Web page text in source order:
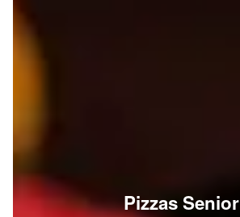
Pizzas Senior